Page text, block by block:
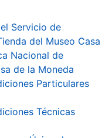
Servicio de
del Museo Casa
Nacional de
de la Moneda
Particulares
Técnicas